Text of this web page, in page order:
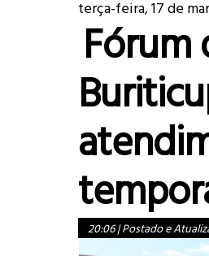
terça-feira, 17 de
Fórum
20:06|Postado e